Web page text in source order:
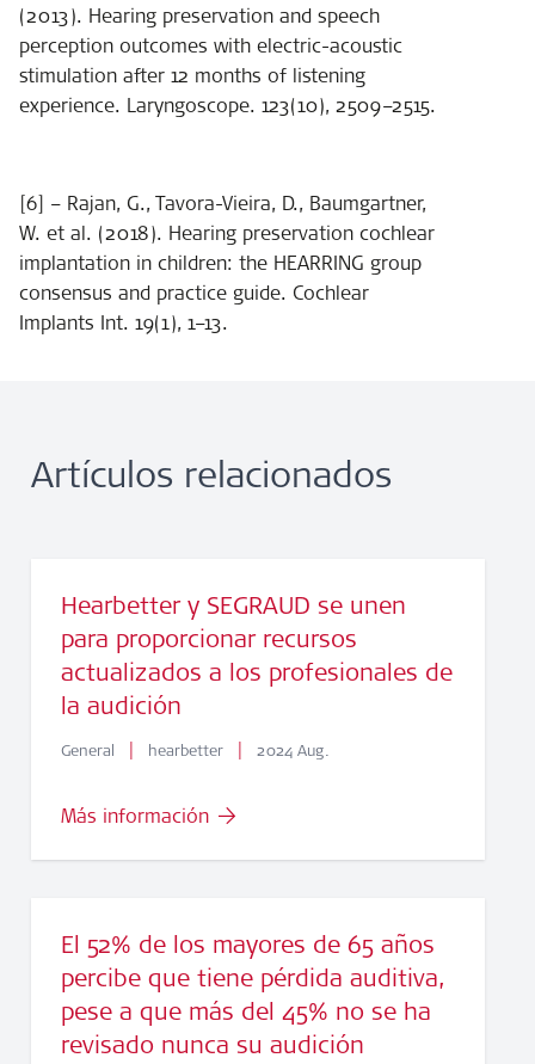
(2013). Hearing preservation and speech
perception outcomes with electric-acoustic
stimulation after 12 months of listening
experience. Laryngoscope. 123(10), 2509–2515.
[6] – Rajan, G., Tavora-Vieira, D., Baumgartner,
W. et al. (2018). Hearing preservation cochlear
implantation in children: the HEARRING group
consensus and practice guide. Cochlear
Implants Int. 19(1), 1–13.
Artículos relacionados
Hearbetter y SEGRAUD se unen
para proporcionar recursos
actualizados a los profesionales de
la audición
General | hearbetter | 2024 Aug.
Más información
El 52% de los mayores de 65 años
percibe que tiene pérdida auditiva,
pese a que más del 45% no se ha
revisado nunca su audición